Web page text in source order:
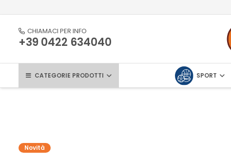
CHIAMACI PER INFO
+39 0422 634040
CATEGORIE PRODOTTI SPORT
Novità